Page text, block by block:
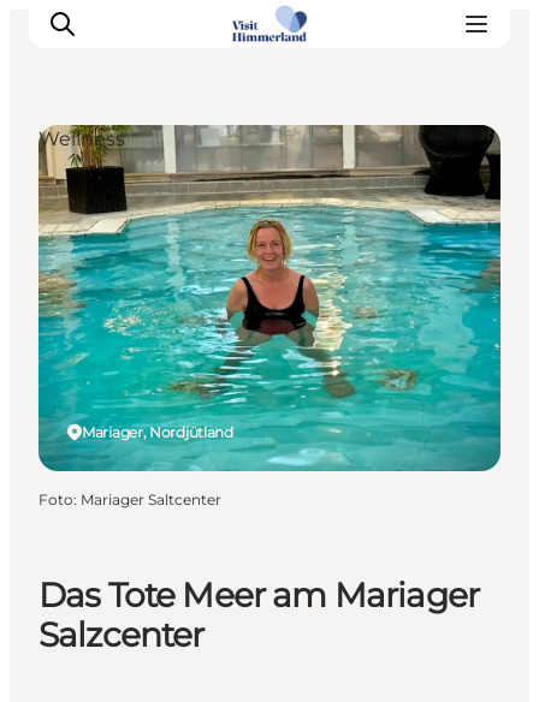
Erlebnisse
Natur
Städte und Orte
Das passiert
Reiseplanung
Praktische Informationen
Das Tote Meer am Mariager
Salzcenter
Mariager, Nordjütland
Wellness
Foto: Mariager Saltcenter